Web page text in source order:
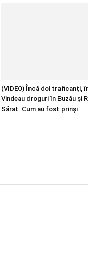
(VIDEO) Încă doi traficanți,
Vindeau droguri în Buzău și
Sărat. Cum au fost prinși